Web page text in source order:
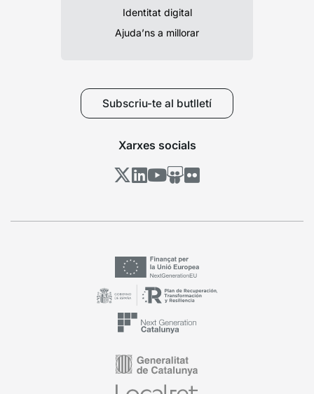
Identitat digital
Ajuda’ns a millorar
Subscriu-te al butlletí
Xarxes socials